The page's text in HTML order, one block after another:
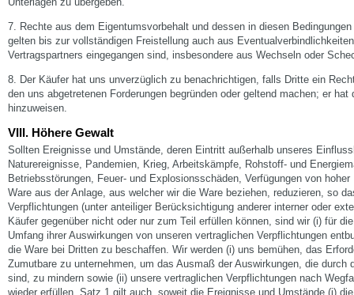
7. Rechte aus dem Eigentumsvorbehalt und dessen in diesen
gelten bis zur vollständigen Freistellung auch aus
Vertragspartners eingegangen sind, insbesondere aus Wechseln oder
8. Der Käufer hat uns unverzüglich zu benachrichtigen, falls Dritte ein
den uns abgetretenen Forderungen begründen oder geltend machen; er
hinzuweisen.
VIII. Höhere Gewalt
Sollten Ereignisse und Umstände, deren Eintritt außerhalb unseres
Naturereignisse, Pandemien, Krieg, Arbeitskämpfe, Rohstoff- und
Betriebsstörungen, Feuer- und Explosionsschäden, Verfügungen von
Ware aus der Anlage, aus welcher wir die Ware beziehen, reduzieren, so
Verpflichtungen (unter anteiliger Berücksichtigung anderer interner oder
Käufer gegenüber nicht oder nur zum Teil erfüllen können, sind wir (i) für
Umfang ihrer Auswirkungen von unseren vertraglichen Verpflichtungen
die Ware bei Dritten zu beschaffen. Wir werden (i) uns bemühen, das
Zumutbare zu unternehmen, um das Ausmaß der Auswirkungen, die durch
sind, zu mindern sowie (ii) unsere vertraglichen Verpflichtungen nach
wieder erfüllen. Satz 1 gilt auch, soweit die Ereignisse und Umstände (i)